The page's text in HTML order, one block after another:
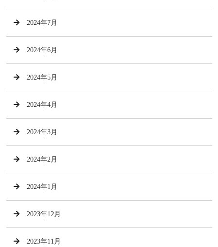
2024年7月
2024年6月
2024年5月
2024年4月
2024年3月
2024年2月
2024年1月
2023年12月
2023年11月